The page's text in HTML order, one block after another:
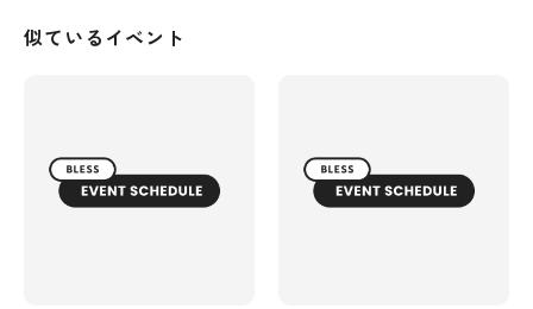
似ているイベント